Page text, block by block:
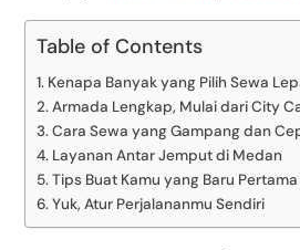
Table of Contents
Kenapa Banyak yang Pilih Sewa
Armada Lengkap, Mulai dari City
Cara Sewa yang Gampang dan
Layanan Antar Jemput di Medan
Tips Buat Kamu yang Baru Pertama
Yuk, Atur Perjalananmu Sendiri